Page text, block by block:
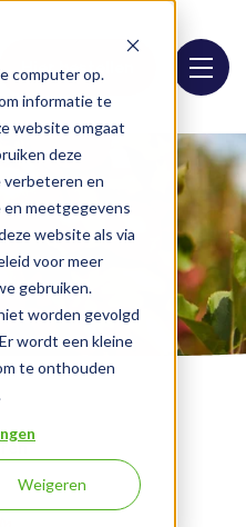
computer op.
informatie te
website omgaat
deze
verbeteren en
en meetgegevens
website als via
voor meer
gebruiken.
worden gevolgd
wordt een kleine
te onthouden
Weigeren
Hier bestellen